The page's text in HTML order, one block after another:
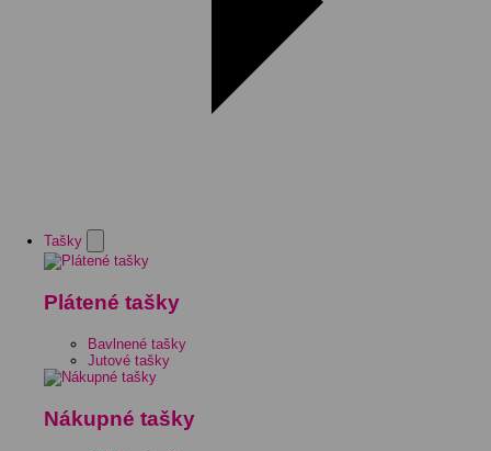
Tašky
Plátené tašky
Bavlnené tašky
Jutové tašky
Nákupné tašky